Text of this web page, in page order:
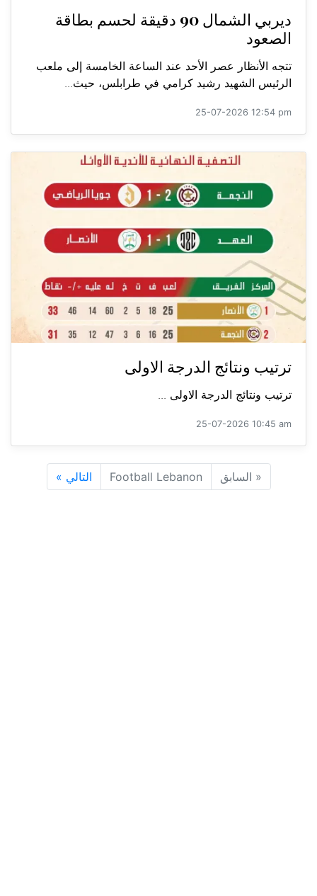
ديربي الشمال 90 دقيقة لحسم بطاقة
الصعود
تتجه الأنظار عصر الأحد عند الساعة الخامسة إلى ملعب
الرئيس الشهيد رشيد كرامي في طرابلس، حيث...
25-07-2026 12:54 pm
ترتيب ونتائج الدرجة الاولى
ترتيب ونتائج الدرجة الاولى ...
25-07-2026 10:45 am
« السابق Football Lebanon التالي »